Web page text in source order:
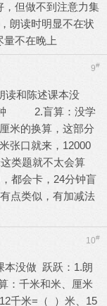
但做不到注意力集
朗读时明显不在状
不在晚上
9#
读和陈述课本没
钟 2.盲算：没学
米的换算，这部分
张口就来，12000
类题就不太会算
都会卡，24分钟盲
点类似，有加减法
10#
本没做 跃跃：1.朗
：千米和米、厘米
千米=（ ）米、15